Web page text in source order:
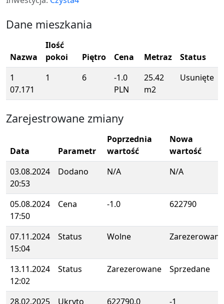
Dane mieszkania
Nazwa
Ilość
pokoi
Piętro Cena Metraz
Status
1
07.171
1 6
-1.0
PLN
25.42
m2
Usunięte
Zarejestrowane zmiany
Data Parametr
Poprzednia
wartość
Nowa
wartość
03.08.2024
20:53
Dodano N/A N/A
05.08.2024
17:50
Cena -1.0 622790
07.11.2024
15:04
Status Wolne Zarezerowane
13.11.2024
12:02
Status Zarezerowane Sprzedane
28.02.2025 Ukryto 622790.0 -1